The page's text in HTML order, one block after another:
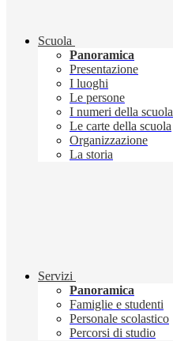
Scuola
Panoramica
Presentazione
I luoghi
Le persone
I numeri della scuola
Le carte della scuola
Organizzazione
La storia
Servizi
Panoramica
Famiglie e studenti
Personale scolastico
Percorsi di studio